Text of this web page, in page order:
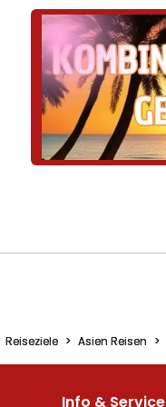
Reiseziele Asien Reisen
Info & Service